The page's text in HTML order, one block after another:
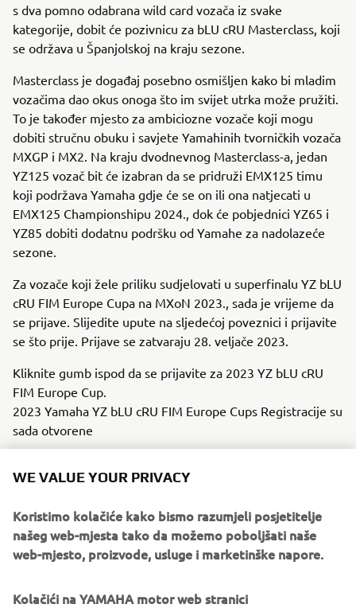
s dva pomno odabrana wild card vozača iz svake
kategorije, dobit će pozivnicu za bLU cRU Masterclass, koji
se održava u Španjolskoj na kraju sezone.
Masterclass je događaj posebno osmišljen kako bi mladim
vozačima dao okus onoga što im svijet utrka može pružiti.
To je također mjesto za ambiciozne vozače koji mogu
dobiti stručnu obuku i savjete Yamahinih tvorničkih vozača
MXGP i MX2. Na kraju dvodnevnog Masterclass-a, jedan
YZ125 vozač bit će izabran da se pridruži EMX125 timu
koji podržava Yamaha gdje će se on ili ona natjecati u
EMX125 Championshipu 2024., dok će pobjednici YZ65 i
YZ85 dobiti dodatnu podršku od Yamahe za nadolazeće
sezone.
Za vozače koji žele priliku sudjelovati u superfinalu YZ bLU
cRU FIM Europe Cupa na MXoN 2023., sada je vrijeme da
se prijave. Slijedite upute na sljedećoj poveznici i prijavite
se što prije. Prijave se zatvaraju 28. veljače 2023.
Kliknite gumb ispod da se prijavite za 2023 YZ bLU cRU
FIM Europe Cup.
2023 Yamaha YZ bLU cRU FIM Europe Cups Registracije su
sada otvorene
REGISTRIRAJTE SE SADA
WE VALUE YOUR PRIVACY
Koristimo kolačiće kako bismo razumjeli posjetitelje
našeg web-mjesta tako da možemo poboljšati naše
web-mjesto, proizvode, usluge i marketinške napore.
Kolačići na YAMAHA motor web stranici